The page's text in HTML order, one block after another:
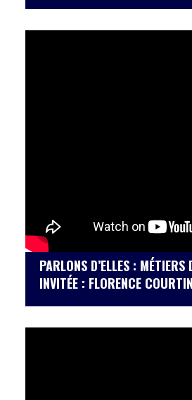
PARLONS D’ELLES :
INVITÉE : FLORENCE